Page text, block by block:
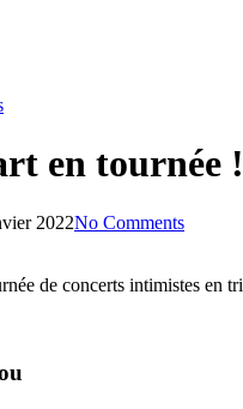
en tournée !
2022No Comments
de concerts intimistes en